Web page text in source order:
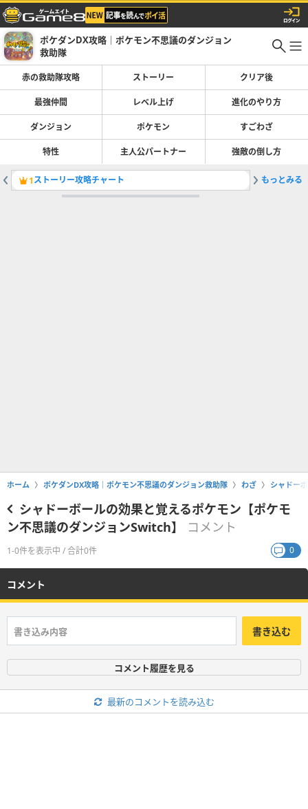
ポケダンDX攻略｜ポケモン不思議のダンジョン
救助隊
赤の救助隊攻略 ストーリー クリア後
最強仲間 レベル上げ 進化のやり方
ダンジョン ポケモン すごわざ
特性 主人公パートナー 強敵の倒し方
1ストーリー攻略チャート 2メガク
もっとみる
ホーム ポケダンDX攻略｜ポケモン不思議のダンジョン救助隊 わざ シャドー
シャドーボールの効果と覚えるポケモン【ポケモ
ン不思議のダンジョンSwitch】
コメント
1-0件を表示中 / 合計0件 0
コメント
書き込む
コメント履歴を見る
最新のコメントを読み込む